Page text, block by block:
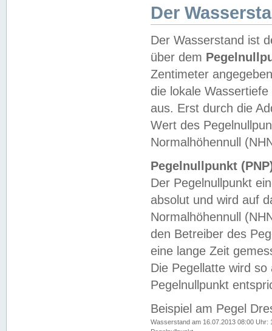
Der
Der Wasserstand ist
über dem
Zentimeter
die lokale
aus. Erst durch die
Wert des
Normalhöhennull
Pegelnullpunkt
Der Pegelnullpunkt
absolut und wird auf
Normalhöhennull
den Betreiber des
eine lange Zeit
Die Pegellatte wird
Pegelnullpunkt
Beispiel am Pegel
Wasserstand am 16.07.2013 08:00 Uhr: